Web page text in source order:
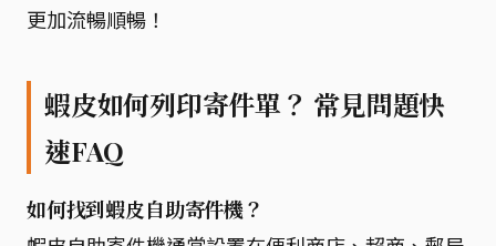
更加流暢順暢！
蝦皮如何列印寄件單？ 常見問題快
速FAQ
如何找到蝦皮自助寄件機？